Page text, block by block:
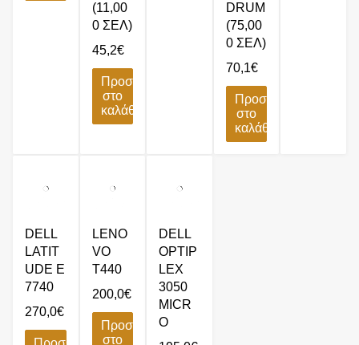
(11,00
0 ΣΕΛ)
45,2€
Προσθήκη
στο
καλάθι
DRUM
(75,00
0 ΣΕΛ)
70,1€
Προσθήκη
στο
καλάθι
DELL
LATIT
UDE E
7740
270,0€
LENO
VO
T440
200,0€
Προσθήκη
στο
DELL
OPTIP
LEX
3050
MICR
O